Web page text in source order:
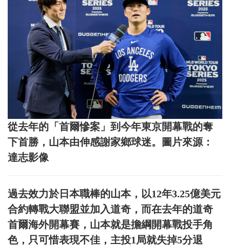
從去年的「首爾慘案」到今年東京開幕戰的奪
下首勝，山本由伸感謝家鄉球迷。圖片來源：
達志影像
過去效力於日本職棒的山本，以12年3.25億美元
合約轉戰大聯盟並加入道奇，而在去年的道奇
首爾海外開幕賽，山本就是擔綱開幕戰投手角
色，只可惜表現不佳，主投1局就失掉5分退